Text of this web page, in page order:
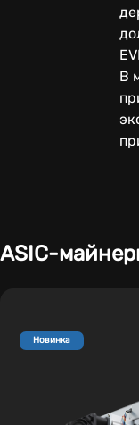
В
ASIC-
Новинка